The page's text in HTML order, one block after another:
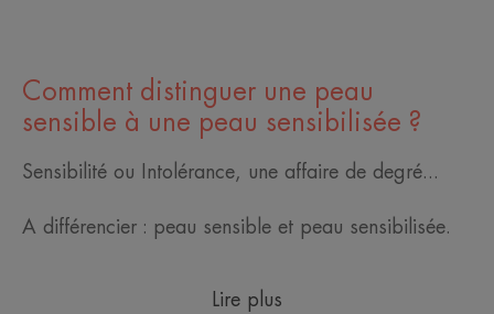
Comment distinguer une peau
sensible à une peau sensibilisée ?
Sensibilité ou Intolérance, une affaire de degré...​
A différencier : peau sensible et peau sensibilisée.
Lire plus